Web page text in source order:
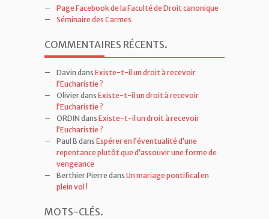
Page Facebook de la Faculté de Droit canonique
Séminaire des Carmes
COMMENTAIRES RÉCENTS.
Davin dans Existe-t-il un droit à recevoir
l’Eucharistie ?
Olivierdans Existe-t-il un droit à recevoir
l’Eucharistie ?
ORDIN dans Existe-t-il un droit à recevoir
l’Eucharistie ?
Paul B dans Espérer en l’éventualité d’une
repentance plutôt que d’assouvir une forme de
vengeance
Berthier Pierredans Un mariage pontifical en
plein vol !
MOTS-CLÉS.